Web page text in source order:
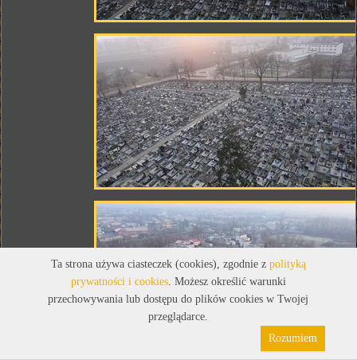
Ta strona używa ciasteczek (cookies), zgodnie z polityką
prywatności i cookies. Możesz określić warunki
przechowywania lub dostępu do plików cookies w Twojej
przeglądarce.
Rozumiem